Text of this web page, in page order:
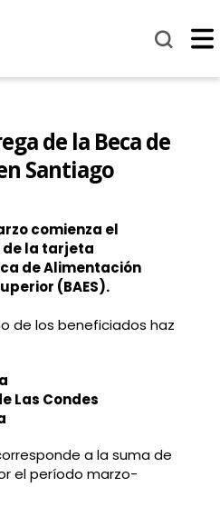
de la Beca de
Santiago
comienza el
de la tarjeta
de Alimentación
(BAES).
de los beneficiados haz
Las Condes
a la suma de
el período marzo-